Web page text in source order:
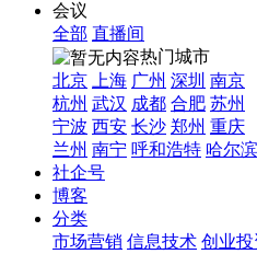
会议
全部 直播间
热门城市
北京
上海 广州 深圳 南京
杭州 武汉 成都 合肥 苏州
宁波 西安 长沙 郑州 重庆
兰州 南宁 呼和浩特 哈尔滨
社企号
博客
分类
市场营销 信息技术 创业投